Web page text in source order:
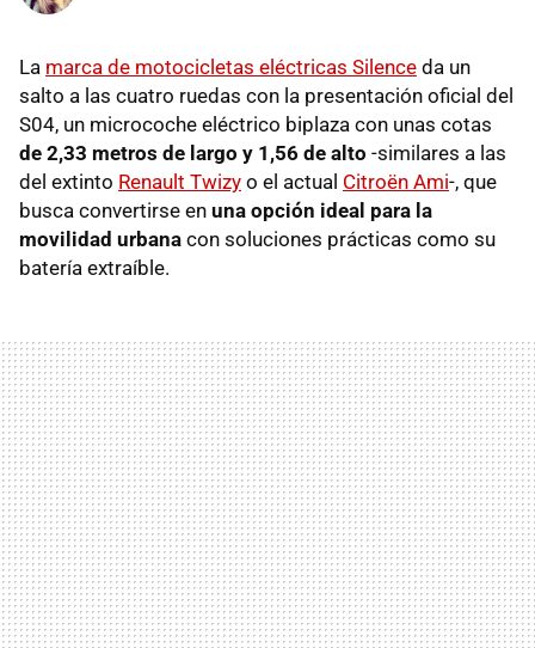
La marca de motocicletas eléctricas Silence da un
salto a las cuatro ruedas con la presentación oficial del
S04, un microcoche eléctrico biplaza con unas cotas
de 2,33 metros de largo y 1,56 de alto -similares a las
del extinto Renault Twizy o el actual Citroën Ami-, que
busca convertirse en una opción ideal para la
movilidad urbana con soluciones prácticas como su
batería extraíble.